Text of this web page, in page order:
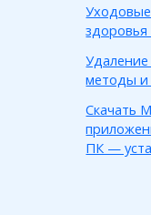
методы и
Скачать
ПК —